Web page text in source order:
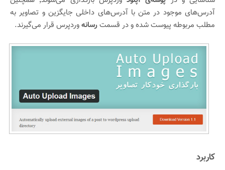
آدرس‌های موجود در متن با آدرس‌های داخلی جایگزین و تصاویر به
مطلب مربوطه پیوست شده و در قسمترسانهوردپرس قرار می‌گیرند.
کاربرد